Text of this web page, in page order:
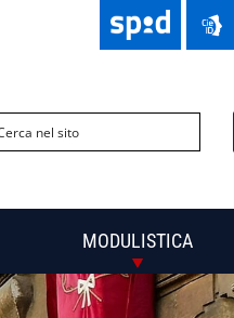
MODULISTICA